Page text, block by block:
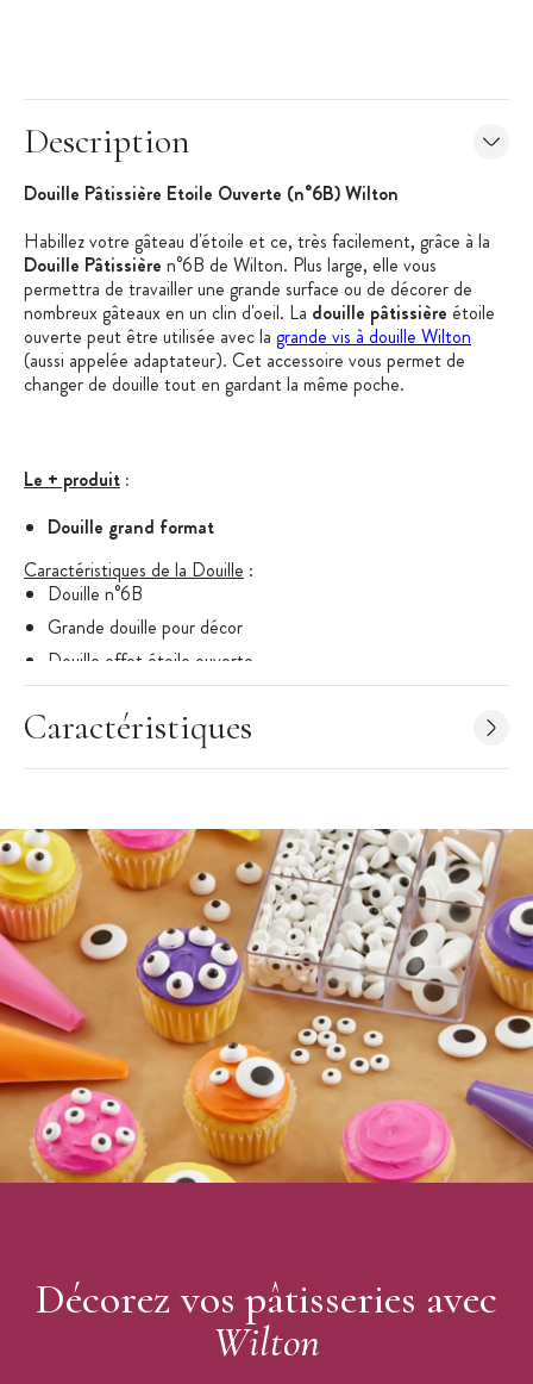
Description
Douille Pâtissière Etoile Ouverte (n°6B) Wilton
Habillez votre gâteau d'étoile et ce, très facilement, grâce à la
Douille Pâtissière n°6B de Wilton. Plus large, elle vous
permettra de travailler une grande surface ou de décorer de
nombreux gâteaux en un clin d'oeil. La douille pâtissière étoile
ouverte peut être utilisée avec la grande vis à douille Wilton
(aussi appelée adaptateur). Cet accessoire vous permet de
changer de douille tout en gardant la même poche.
Le + produit :
Douille grand format
Caractéristiques de la Douille :
Douille n°6B
Grande douille pour décor
Douille effet étoile ouverte
Ne pas laver au lave-vaisselle
Compatible avec la grande vis à douille Wilton
Caractéristiques
Décorez vos pâtisseries avec
Wilton